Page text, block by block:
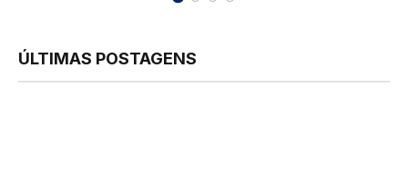
ÚLTIMAS POSTAGENS